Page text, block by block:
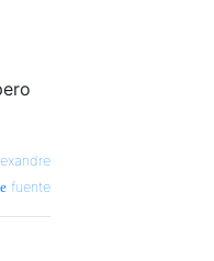
fuente